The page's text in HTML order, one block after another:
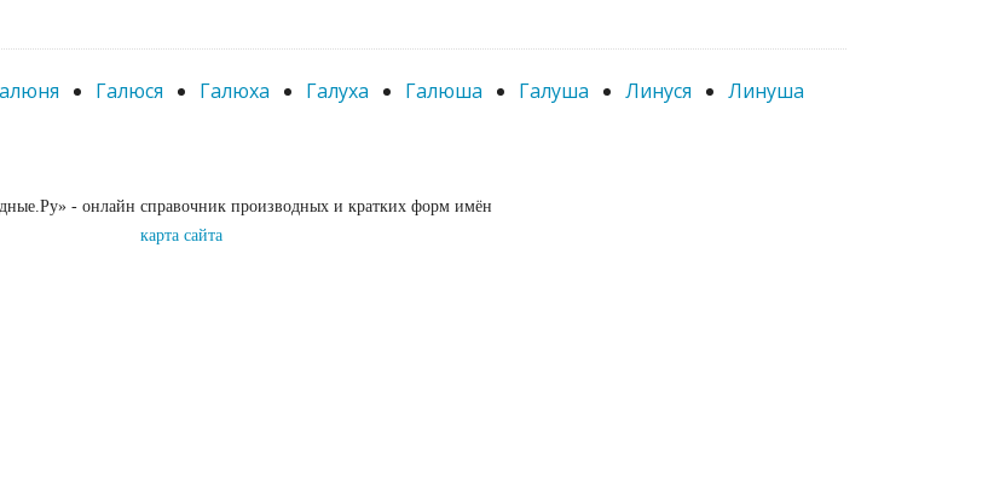
Галюся Галюха Галуха Галюша Галуша Линуся
Линуша
- онлайн справочник производных и кратких форм имён
карта сайта